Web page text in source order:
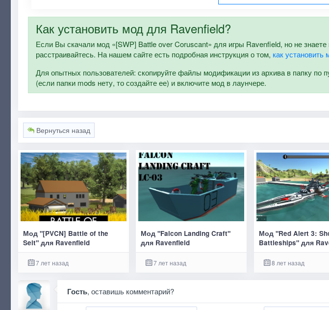
Как установить мод для Ravenfield?
Если Вы скачали мод «[SWP] Battle over Coruscant» для игры Ravenfield, но не знаете
расстраивайтесь. На нашем сайте есть подробная инструкция о том, как
Для опытных пользователей: скопируйте файлы модификации из архива в папку по
(если папки mods нету, то создайте ее) и включите мод в лаунчере.
Вернуться назад
Мод "[PVCN] Battle of the
Seit" для Ravenfield
7 лет назад
Мод "Falcon Landing Craft"
для Ravenfield
7 лет назад
Мод "Red Alert 3:
Battleships" для
8 лет назад
Гость, оставишь комментарий?